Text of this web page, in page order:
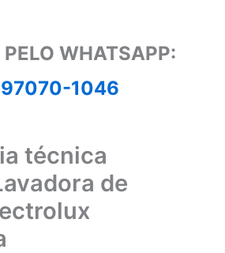
PELO WHATSAPP:
97070-1046
técnica
de